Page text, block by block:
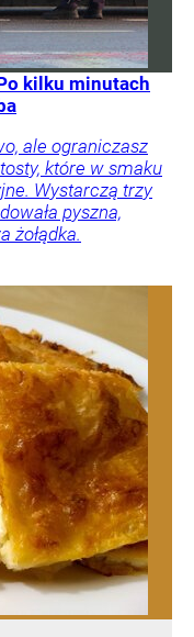
kilku minutach
ale ograniczasz
które w smaku
Wystarczą trzy
pyszna,
żołądka.